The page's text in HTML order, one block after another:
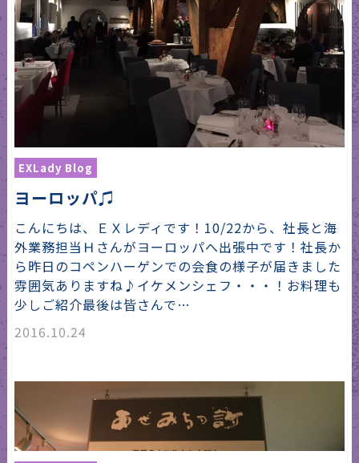
EXLady Blog
ヨーロッパ♫
こんにちは、ＥＸレディです！10/22から、社長と海
外業務担当Ｈさんがヨーロッパへ出張中です！社長か
ら昨日のコペンハーゲンでの会食の様子が届きました
雰囲気ありますね♪イケメンシェフ・・・！お料理も
少しご紹介最後は皆さんで…
2016.10.24